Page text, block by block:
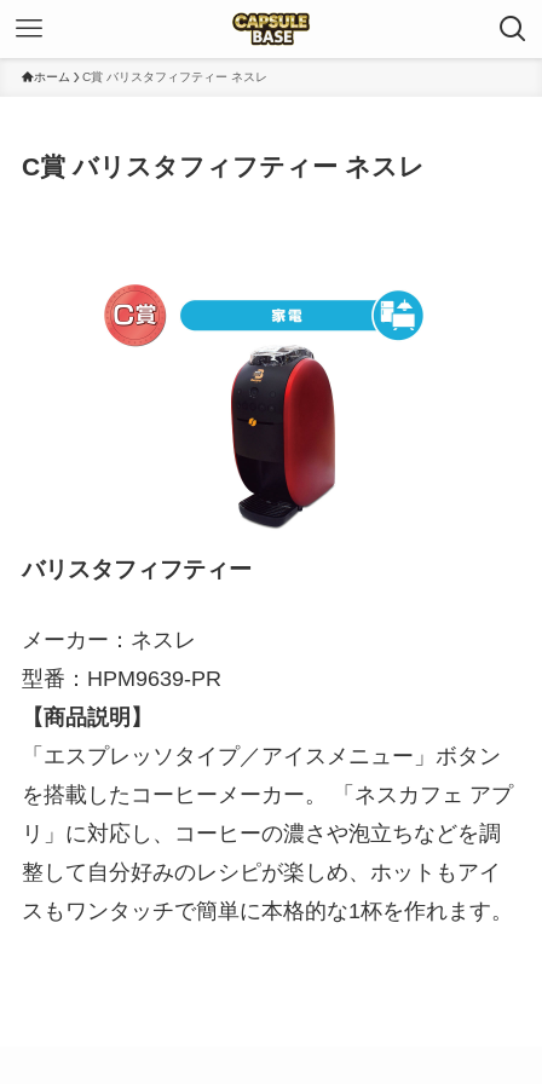
ホーム C賞 バリスタフィフティー ネスレ
C賞 バリスタフィフティー ネスレ
バリスタフィフティー
メーカー：ネスレ
型番：HPM9639-PR
【商品説明】
「エスプレッソタイプ／アイスメニュー」ボタン
を搭載したコーヒーメーカー。 「ネスカフェ アプ
リ」に対応し、コーヒーの濃さや泡立ちなどを調
整して自分好みのレシピが楽しめ、ホットもアイ
スもワンタッチで簡単に本格的な1杯を作れます。